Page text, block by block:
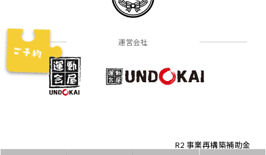
運営会社
R2 事業再構築補助金